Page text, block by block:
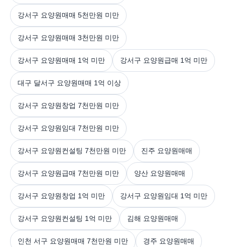
강서구 요양원매매 5천만원 미만
강서구 요양원매매 3천만원 미만
강서구 요양원매매 1억 미만 강서구 요양원급매 1억 미만
대구 달서구 요양원매매 1억 이상
강서구 요양원창업 7천만원 미만
강서구 요양원임대 7천만원 미만
강서구 요양원컨설팅 7천만원 미만 진주 요양원매매
강서구 요양원급매 7천만원 미만 양산 요양원매매
강서구 요양원창업 1억 미만 강서구 요양원임대 1억 미만
강서구 요양원컨설팅 1억 미만 김해 요양원매매
인천 서구 요양원매매 7천만원 미만 경주 요양원매매